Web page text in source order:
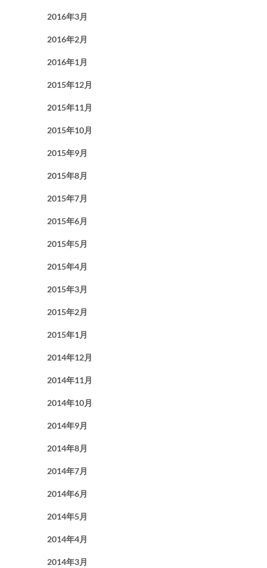
2016年3月
2016年2月
2016年1月
2015年12月
2015年11月
2015年10月
2015年9月
2015年8月
2015年7月
2015年6月
2015年5月
2015年4月
2015年3月
2015年2月
2015年1月
2014年12月
2014年11月
2014年10月
2014年9月
2014年8月
2014年7月
2014年6月
2014年5月
2014年4月
2014年3月